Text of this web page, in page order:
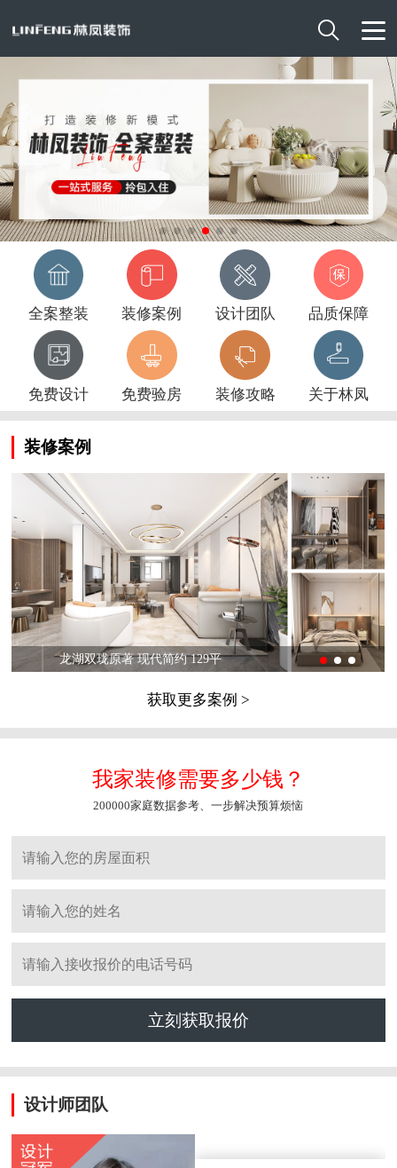

全案整装 装修案例 设计团队 品质保障
免费设计 免费验房 装修攻略 关于林凤
装修案例
龙湖双珑原著 现代简约 129平
获取更多案例 >
我家装修需要多少钱？
200000家庭数据参考、一步解决预算烦恼
立刻获取报价
设计师团队